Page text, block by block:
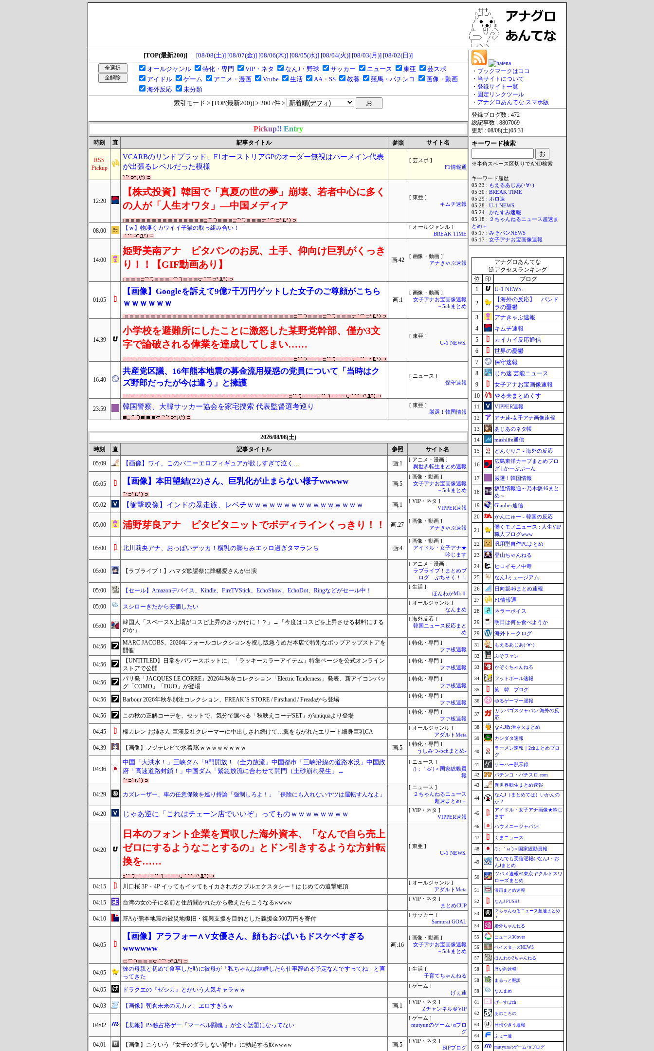
[TOP(最新200)] | [08/08(土)] [08/07(金)] [08/06(木)] [08/05(水)] [08/04(火)] [08/03(月)] [08/02(日)]
オールジャンル
特化・専門 VIP・ネタ なんJ・野球 サッカー ニュース 東亜
芸スポ
アイドル
ゲーム アニメ・漫画 Vtube 生活 AA・SS 教養 競馬・パチンコ
画像・動画
海外反応
未分類
索引モード > [TOP(最新200)] > 200 /件 >
Pickup!! Entry
時刻 直 記事タイトル 参照 サイト名
RSS
Pickup
VCARBのリンドブラッド、F1オーストリアGPのオーダー無視はパーメイン代表
が出張るレベルだった模様
[ 芸スポ ]
F1情報通
12:20
【株式投資】韓国で「真夏の世の夢」崩壊、若者中心に多く
の人が「人生オワタ」―中国メディア
[ 東亜 ]
キムチ速報
08:00 【ｗ】物凄くカワイイ子猫の取っ組み合い！
[ オールジャンル ]
BREAK TIME
14:00
姫野美南アナ ピタパンのお尻、土手、仰向け巨乳がくっき
り！！【GIF動画あり】
画:42
[ 画像・動画 ]
アナきゃぷ速報
01:05
【画像】Googleを訴えて9億7千万円ゲットした女子のご尊顔がこちら
ｗｗｗｗｗｗ
画:1
[ 画像・動画 ]
女子アナお宝画像速報
－5chまとめ
14:39
小学校を避難所にしたことに激怒した某野党幹部、僅か3文
字で論破される偉業を達成してしまい……
[ 東亜 ]
U-1 NEWS.
16:40
共産党区議、16年熊本地震の募金流用疑惑の党員について「当時はク
ズ野郎だったが今は違う」と擁護
[ ニュース ]
保守速報
23:59 韓国警察、大韓サッカー協会を家宅捜索 代表監督選考巡り
[ 東亜 ]
厳選！韓国情報
2026/08/08(土)
時刻
直 記事タイトル 参照 サイト名
05:09 【画像】ワイ、このバニーエロフィギュアが欲しすぎて泣く… 画:1
[ アニメ・漫画 ]
異世界転生まとめ速報
05:05 【画像】本田望結(22)さん、巨乳化が止まらない様子wwwww 画:5
[ 画像・動画 ]
女子アナお宝画像速報
－5chまとめ
05:02 【衝撃映像】インドの暴走族、レベチｗｗｗｗｗｗｗｗｗｗｗｗｗｗｗｗ 画:1
[ VIP・ネタ ]
VIPPER速報
05:00 浦野芽良アナ ピタピタニットでボディラインくっきり！！ 画:27
[ 画像・動画 ]
アナきゃぷ速報
05:00 北川莉央アナ、おっぱいデッカ！横乳の膨らみエッロ過ぎタマランち 画:4
[ 画像・動画 ]
アイドル・女子アナ★
吟じます
05:00 【ラブライブ！】ハマダ歌謡祭に降幡愛さんが出演
[ アニメ・漫画 ]
ラブライブ！まとめブ
ログ ぷちそく！！
05:00 【セール】Amazonデバイス、Kindle、FireTVStick、EchoShow、EchoDot、Ringなどがセール中！
[ 生活 ]
ほんわかMkⅡ
05:00 スシローきたから安価したい
[ オールジャンル ]
なんまめ
05:00
韓国人「スペースX上場がコスピ上昇のきっかけに！？」→「今度はコスピを上昇させる材料にする
のか」
[ 海外反応 ]
韓国ニュース反応まと
め
04:56
MARC JACOBS、2026年フォールコレクションを祝し阪急うめだ本店で特別なポップアップストアを
開催
[ 特化・専門 ]
ファ板速報
04:56
【UNTITLED】日常をパワースポットに。「ラッキーカラーアイテム」特集ページを公式オンライン
ストアで公開
[ 特化・専門 ]
ファ板速報
04:56
パリ発「JACQUES LE CORRE」2026年秋冬コレクション「Electric Tenderness」発表、新アイコンバッ
グ「COMO」「DUO」が登場
[ 特化・専門 ]
ファ板速報
04:56 Barbour 2026年秋冬別注コレクション、FREAK’S STORE / Firsthand / Freadaから登場
[ 特化・専門 ]
ファ板速報
04:56 この秋の正解コーデを、セットで。気分で選べる「秋映えコーデSET」がantiquaより登場
[ 特化・専門 ]
ファ板速報
04:45 楪カレン お姉さん 巨漢反社クレーマーに中出しされ続けて…翼をもがれたエリート細身巨乳CA
[ オールジャンル ]
アダルトMeta
04:39 【画像】フジテレビで水着JKｗｗｗｗｗｗｗｗ 画:5
[ 特化・専門 ]
うしみつ-5chまとめ-
04:36
中国「大洪水！」三峡ダム「9門開放！（全力放流」中国都市「三峡沿線の道路水没」中国政
府「高速道路封鎖！」中国ダム「緊急放流に合わせて開門（土砂崩れ発生」→
[ ニュース ]
/)；｀ω´)＜国家総動員
報
04:29 カズレーザー、車の任意保険を巡り持論「強制しろよ！」「保険にも入れないヤツは運転すんなよ」
[ ニュース ]
２ちゃんねるニュース
超速まとめ＋
04:20 じゃあ逆に「これはチェーン店でいいぞ」ってものｗｗｗｗｗｗｗｗ
[ VIP・ネタ ]
VIPPER速報
04:20
日本のフォント企業を買収した海外資本、「なんで自ら売上
ゼロにするようなことするの」とドン引きするような方針転
換を……
[ 東亜 ]
U-1 NEWS.
04:15 川口桜 3P・4P イッてもイッてもイカされガクブルエクスタシー！はじめての追撃絶頂
[ オールジャンル ]
アダルトMeta
04:15 台湾の女の子に名前と住所聞かれたから教えたらこうなるwwww
[ VIP・ネタ ]
まとめCUP
04:10 JFAが熊本地震の被災地復旧・復興支援を目的とした義援金500万円を寄付
[ サッカー ]
Samurai GOAL
04:05
【画像】アラフォー∧∨女優さん、顔もお○ぱいもドスケベすぎる
wwwwww
画:16
[ 画像・動画 ]
女子アナお宝画像速報
－5chまとめ
04:05
彼の母親と初めて食事した時に彼母が「私ちゃんは結婚したら仕事辞める予定なんですってね」と言
ってきた
[ 生活 ]
子育てちゃんねる
04:05 ドラクエの『ゼシカ』とかいう人気キャラｗｗ
[ ゲーム ]
げぇ速
04:03 【画像】朝倉未来の元カノ、ヱロすぎるｗ 画:1
[ VIP・ネタ ]
Zチャンネル＠VIP
04:02 【悲報】PS独占格ゲー「マーベル闘魂 」が全く話題になってない
[ ゲーム ]
mutyunのゲーム+αブロ
グ
04:01 【画像】こういう『女子のダラしない背中』に勃起する奴wwww 画:5
[ VIP・ネタ ]
BIPブログ
・ ブックマークはココ
・ 当サイトについて
・ 登録サイト一覧
・ 固定リンクツール
・ アナグロあんてな スマホ版
登録ブログ数 : 472
総記事数 : 8807069
更新 : 08/08(土)05:31
キーワード検索
※半角スペース区切りでAND検索
キーワード履歴
05:33 : もえるあじあ(･∀･)
05:30 : BREAK TIME
05:29 : ホロ速
05:28 : U-1 NEWS
05:24 : かたすみ速報
05:18 :
２ちゃんねるニュース超速ま
とめ＋
05:17 : みそパンNEWS
05:17 : 女子アナお宝画像速報
アナグロあんてな
逆アクセスランキング
位
印
ブログ
1
U-1 NEWS.
2
【海外の反応】 パンド
ラの憂鬱
3
アナきゃぷ速報
4
キムチ速報
5
カイカイ反応通信
6
世界の憂鬱
7
保守速報
8
じわ速 芸能ニュース
9
女子アナお宝画像速報
10
やる夫まとめくす
11
VIPPER速報
12
アナ速‐女子アナ画像速報
13
あじあのネタ帳
14
mashlife通信
15
どんぐりこ - 海外の反応
16
広島東洋カープまとめブロ
グ | かーぷぶーん
17
厳選！韓国情報
18
坂道情報通～乃木坂46まと
め～
19
Glauber通信
20
かんにゅー - 韓国の反応
21
働くモノニュース : 人生VIP
職人ブログwww
22
汎用型自作PCまとめ
23
登山ちゃんねる
24
ヒロイモノ中毒
25
なんJミュージアム
26
日向坂46まとめ速報
27
F1情報通
28
ネラーボイス
29
明日は何を食べようか
29
海外トークログ
31 もえるあじあ(･∀･)
32 ぷそファン
33 かぞくちゃんねる
34 フットボール速報
35 笑 韓 ブログ
36 ゆるゲーマー遅報
37
ガラパゴスジャパン-海外の反
応
38
なんJ政治ネタまとめ
39 カンダタ速報
40
ラーメン速報｜2chまとめブロ
グ
41
ゲーハー黙示録
42
パチンコ・パチスロ.com
43
異世界転生まとめ速報
44
なんJ（まとめては）いかんの
か？
45
アイドル・女子アナ画像★吟じ
ます
46
ハウメニージャパン!
47 くまニュース
48 /)；｀ω´)＜国家総動員報
49
なんでも受信遅報@なんJ・お
んJまとめ
50
ツバメ速報＠東京ヤクルトスワ
ローズまとめ
51 漫画まとめ速報
52 なんJ PUSH!!
53
２ちゃんねるニュース超速まとめ
＋
54
婚外ちゃんねる
55 ニュース30over
56 ベイスターズNEWS
57 ほんわか2ちゃんねる
58 歴史的速報
58 まるっと翻訳
58 なんまめ
61 げーすぽch
62 あのころの
63 日刊やきう速報
64 ふぇー速
65 mutyunのゲーム+αブログ